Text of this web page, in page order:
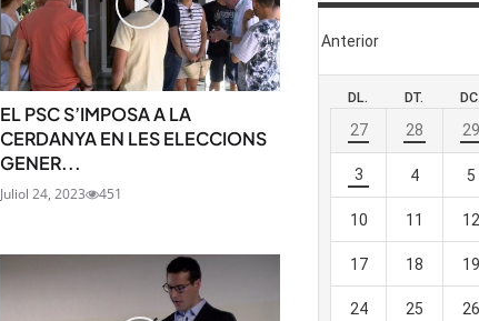
EL PSC S’IMPOSA A LA
CERDANYA EN LES ELECCIONS
GENER...
Juliol 24, 2023 451